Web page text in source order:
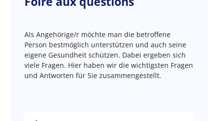
Als Angehörige/r möchte man die betroffene
Person bestmöglich unterstützen und auch seine
eigene Gesundheit schützen. Dabei ergeben sich
viele Fragen. Hier haben wir die wichtigsten Fragen
und Antworten für Sie zusammengestellt.